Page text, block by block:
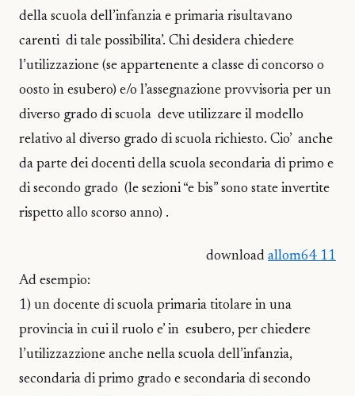
della scuola dell’infanzia e primaria risultavano
carenti di tale possibilita’. Chi desidera chiedere
l’utilizzazione (se appartenente a classe di concorso o
oosto in esubero) e/o l’assegnazione provvisoria per un
diverso grado di scuola deve utilizzare il modello
relativo al diverso grado di scuola richiesto. Cio’ anche
da parte dei docenti della scuola secondaria di primo e
di secondo grado (le sezioni “e bis” sono state invertite
rispetto allo scorso anno) .
download allom64 11
Ad esempio:
1) un docente di scuola primaria titolare in una
provincia in cui il ruolo e’ in esubero, per chiedere
l’utilizzazzione anche nella scuola dell’infanzia,
secondaria di primo grado e secondaria di secondo